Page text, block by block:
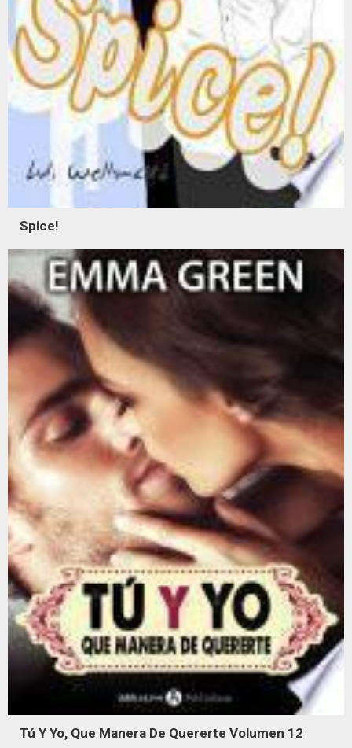
Spice!
Tú Y Yo, Que Manera De Quererte Volumen 12